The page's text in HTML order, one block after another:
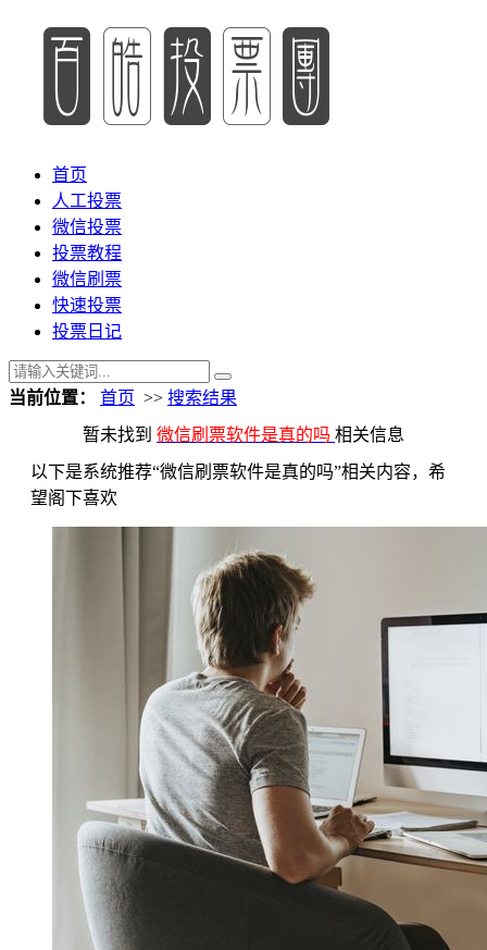
首页
人工投票
微信投票
投票教程
微信刷票
快速投票
投票日记
当前位置： 首页 >> 搜索结果
暂未找到 微信刷票软件是真的吗 相关信息
以下是系统推荐“微信刷票软件是真的吗”相关内容，希
望阁下喜欢